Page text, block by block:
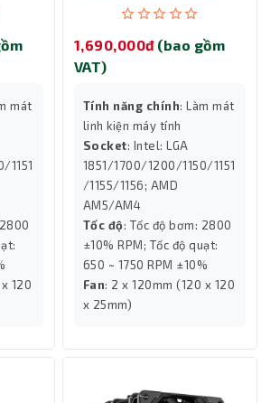
mát
1151
120
1,690,000đ (bao gồm
VAT)
Tính năng chính: Làm mát
linh kiện máy tính
Socket: Intel: LGA
1851/1700/1200/1150/1151
/1155/1156; AMD
AM5/AM4
Tốc độ: Tốc độ bơm: 2800
±10% RPM; Tốc độ quạt:
650 ~ 1750 RPM ±10%
Fan: 2 x 120mm (120 x 120
x 25mm)